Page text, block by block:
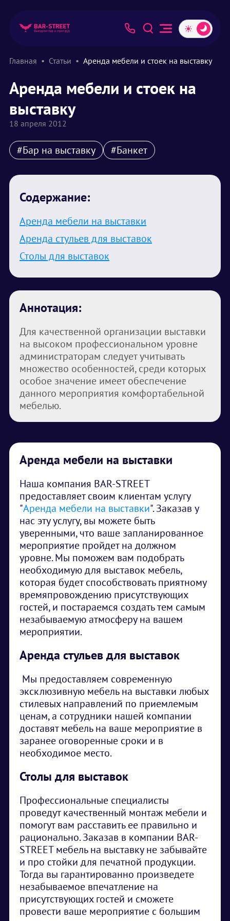
Главная Статьи Аренда мебели и стоек на выставку
Аренда мебели и стоек на
выставку
18 апреля 2012
#Бар на выставку #Банкет
Содержание:
Аренда мебели на выставки
Аренда стульев для выставок
Столы для выставок
Аннотация:
Для качественной организации выставки
на высоком профессиональном уровне
администраторам следует учитывать
множество особенностей, среди которых
особое значение имеет обеспечение
данного мероприятия комфортабельной
мебелью.
Аренда мебели на выставки
Наша компания BAR-STREET
предоставляет своим клиентам услугу
"Аренда мебели на выставки". Заказав у
нас эту услугу, вы можете быть
уверенными, что ваше запланированное
мероприятие пройдет на должном
уровне. Мы поможем вам подобрать
необходимую для выставок мебель,
которая будет способствовать приятному
времяпровождению присутствующих
гостей, и постараемся создать тем самым
незабываемую атмосферу на вашем
мероприятии.
Аренда стульев для выставок
Мы предоставляем современную
эксклюзивную мебель на выставки любых
стилевых направлений по приемлемым
ценам, а сотрудники нашей компании
доставят мебель на ваше мероприятие в
заранее оговоренные сроки и в
необходимое место.
Столы для выставок
Профессиональные специалисты
проведут качественный монтаж мебели и
помогут вам расставить ее правильно и
рационально. Заказав в компании BAR-
STREET мебель на выставку не забывайте
и про стойки для печатной продукции.
Тогда вы гарантированно произведете
незабываемое впечатление на
присутствующих гостей и сможете
провести ваше мероприятие с большим